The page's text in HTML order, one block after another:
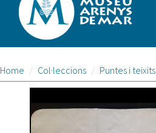
Home Col·leccions Puntes i teixits